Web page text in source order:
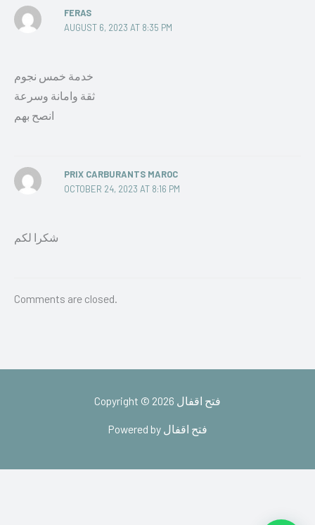
FERAS
AUGUST 6, 2023 AT 8:35 PM
خدمة خمس نجوم
ثقة وامانة وسرعة
انصح بهم
PRIX CARBURANTS MAROC
OCTOBER 24, 2023 AT 8:16 PM
شكرا لكم
Comments are closed.
Copyright © 2026 فتح اقفال
Powered by فتح اقفال